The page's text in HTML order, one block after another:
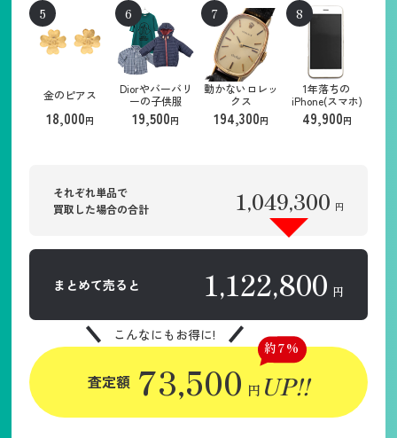
金のピアス
18,000円
Diorやバーバリ
ーの子供服
19,500円
動かないロレッ
クス
194,300円
1年落ちの
iPhone(スマホ)
49,900円
それぞれ単品で
買取した場合の合計
1,049,300 円
まとめて売ると 1,122,800 円
こんなにもお得に!
査定額 73,500 円
約7%
UP!!